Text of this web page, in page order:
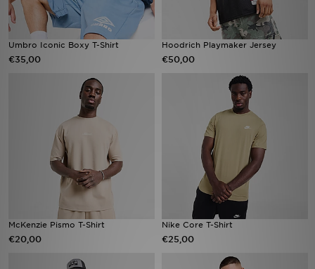
Umbro Iconic Boxy T-Shirt
€35,00
Hoodrich Playmaker Jersey
€50,00
McKenzie Pismo T-Shirt
€20,00
Nike Core T-Shirt
€25,00
Klantenservice
Download de app
Wie wij zijn